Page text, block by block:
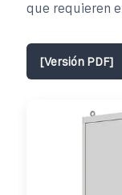
que requieren
[Versión PDF]